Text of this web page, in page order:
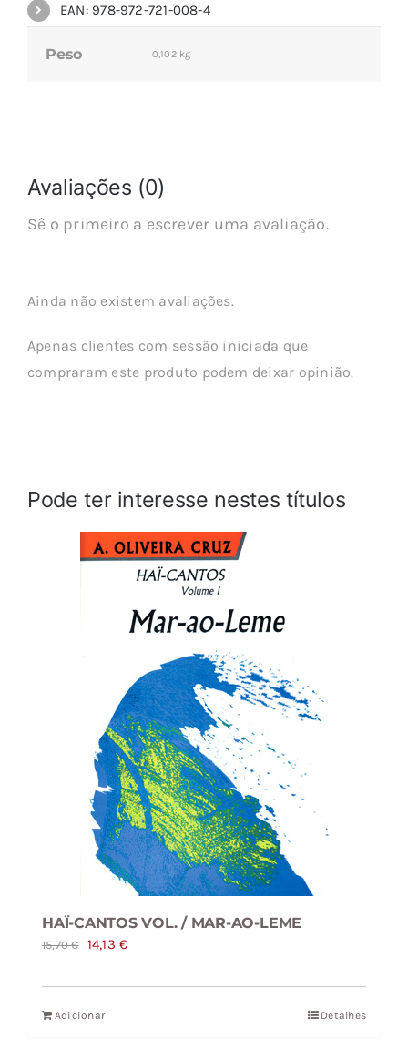
EAN: 978-972-721-008-4
Peso 0,102 kg
Avaliações (0)
Sê o primeiro a escrever uma avaliação.
Ainda não existem avaliações.
Apenas clientes com sessão iniciada que
compraram este produto podem deixar opinião.
Pode ter interesse nestes títulos
HAÏ-CANTOS VOL. / MAR-AO-LEME
15,70€
O
original
era:
14,13€O
atual
Adicionar Detalhes